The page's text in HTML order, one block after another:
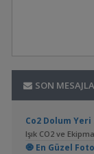
SON
Co2 Dolum Yeri
Işık CO2 ve
🧿 En Güzel